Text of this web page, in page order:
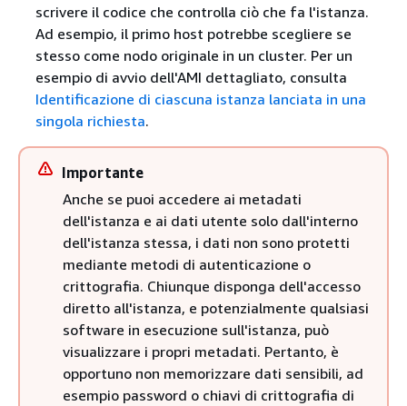
scrivere il codice che controlla ciò che fa l'istanza.
Ad esempio, il primo host potrebbe scegliere se
stesso come nodo originale in un cluster. Per un
esempio di avvio dell'AMI dettagliato, consulta
Identificazione di ciascuna istanza lanciata in una
singola richiesta.
Importante
Anche se puoi accedere ai metadati
dell'istanza e ai dati utente solo dall'interno
dell'istanza stessa, i dati non sono protetti
mediante metodi di autenticazione o
crittografia. Chiunque disponga dell'accesso
diretto all'istanza, e potenzialmente qualsiasi
software in esecuzione sull'istanza, può
visualizzare i propri metadati. Pertanto, è
opportuno non memorizzare dati sensibili, ad
esempio password o chiavi di crittografia di